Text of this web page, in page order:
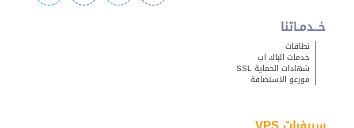
خــدمـاتنا
نطاقات
خدمات الباك اب
شهادات الحماية SSL
موزعو الاستضافة